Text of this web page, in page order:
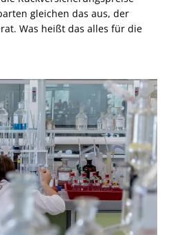
gleichen das aus, der
Was heißt das alles für die